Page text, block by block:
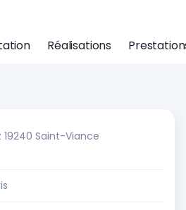
Réalisations
Saint-Viance